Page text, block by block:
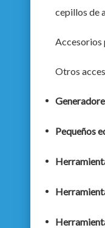
cepillos de